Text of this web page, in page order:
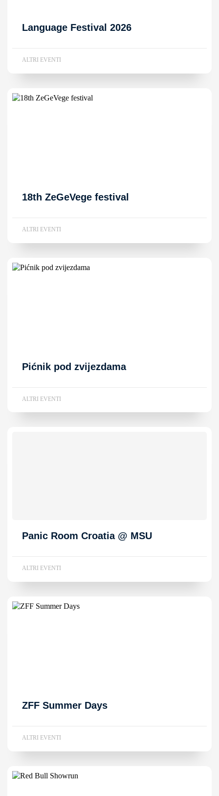
Language Festival 2026
ALTRI EVENTI
18th ZeGeVege festival
ALTRI EVENTI
Pićnik pod zvijezdama
ALTRI EVENTI
Panic Room Croatia @ MSU
ALTRI EVENTI
ZFF Summer Days
ALTRI EVENTI